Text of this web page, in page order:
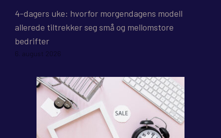
4-dagers uke: hvorfor morgendagens modell
allerede tiltrekker seg små og mellomstore
bedrifter
6. august 2026